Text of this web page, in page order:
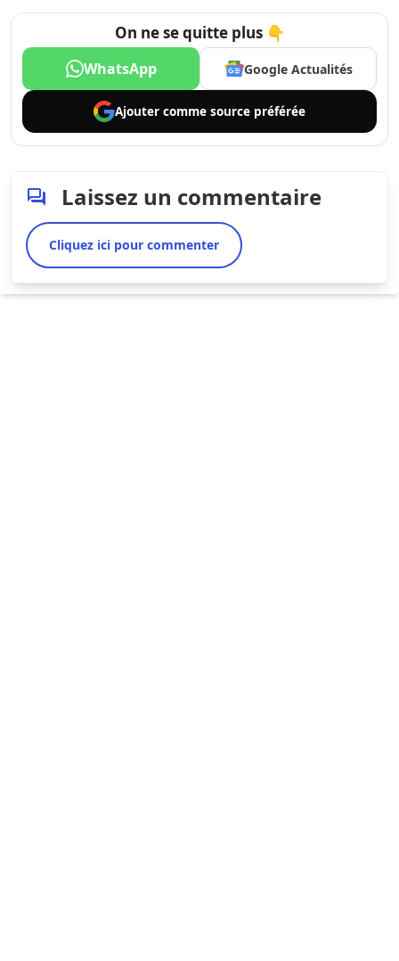
On ne se quitte plus 👇
WhatsApp Google Actualités
Ajouter comme source préférée
Laissez un commentaire
Cliquez ici pour commenter